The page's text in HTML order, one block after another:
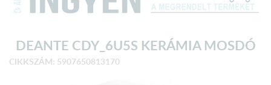
DEANTE CDY_6U5S KERÁMIA MOSDÓ
CIKKSZÁM: 5907650813170